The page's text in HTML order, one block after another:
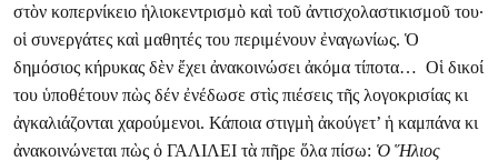
στὸν κοπερνίκειο ἡλιοκεντρισμὸ καὶ τοῦ ἀντισχολαστικισμοῦ του·
οἱ συνεργάτες καὶ μαθητές του περιμένουν ἐναγωνίως. Ὁ
δημόσιος κήρυκας δὲν ἔχει ἀνακοινώσει ἀκόμα τίποτα… Οἱ δικοί
του ὑποθέτουν πὼς δέν ἐνέδωσε στὶς πιέσεις τῆς λογοκρισίας κι
ἀγκαλιάζονται χαρούμενοι. Κάποια στιγμὴ ἀκούγετ’ ἡ καμπάνα κι
ἀνακοινώνεται πὼς ὁ ΓΑΛΙΛΕΙ τὰ πῆρε ὅλα πίσω: Ὁ Ἥλιος